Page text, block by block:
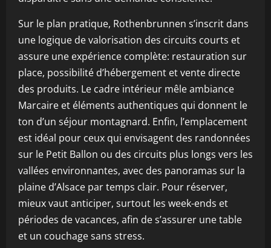
Sur le plan pratique, Rothenbrunnen s’inscrit dans
une logique de valorisation des circuits courts et
assure une expérience complète: restauration sur
place, possibilité d’hébergement et vente directe
des produits. Le cadre intérieur mêle ambiance
Marcaire et éléments authentiques qui donnent le
ton d’un séjour montagnard. Enfin, l’emplacement
est idéal pour ceux qui envisagent des randonnées
sur le Petit Ballon ou des circuits plus longs vers les
vallées environnantes, avec des panoramas sur la
plaine d’Alsace par temps clair. Pour réserver,
mieux vaut anticiper, surtout les week-ends et
périodes de vacances, afin de s’assurer une table
et un couchage sans stress.